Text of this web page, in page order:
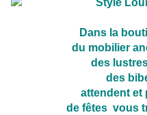
Dans la
du mobilier
des
des
attendent et
de fêtes vous